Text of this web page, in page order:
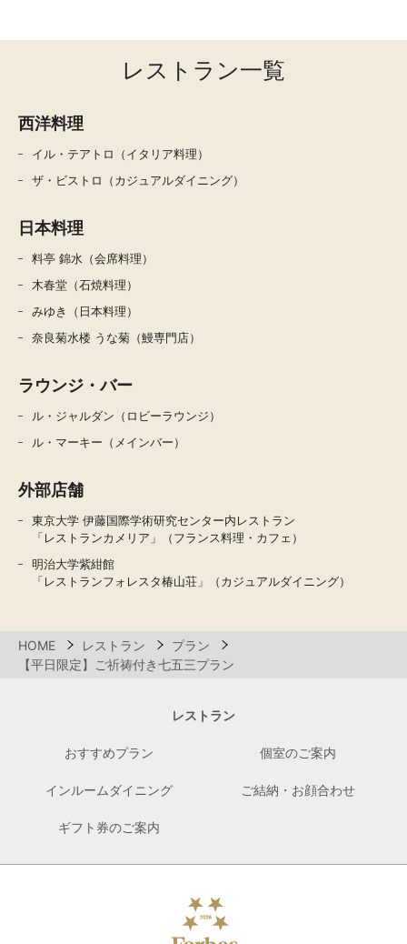
レストラン一覧
西洋料理
イル・テアトロ（イタリア料理）
ザ・ビストロ（カジュアルダイニング）
日本料理
料亭 錦水（会席料理）
木春堂（石焼料理）
みゆき（日本料理）
奈良菊水楼 うな菊（鰻専門店）
ラウンジ・バー
ル・ジャルダン（ロビーラウンジ）
ル・マーキー（メインバー）
外部店舗
東京大学 伊藤国際学術研究センター内レストラン
「レストランカメリア」（フランス料理・カフェ）
明治大学紫紺館
「レストランフォレスタ椿山荘」（カジュアルダイニング）
HOME レストラン
プラン
【平日限定】ご祈祷付き七五三プラン
レストラン
おすすめプラン 個室のご案内
インルームダイニング ご結納・お顔合わせ
ギフト券のご案内